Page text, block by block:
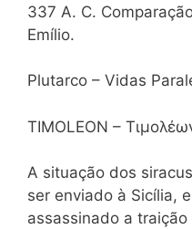
337 A. C.
Emílio.
Plutarco – Vidas
TIMOLEON –
A situação dos
ser enviado à Sicília,
assassinado a